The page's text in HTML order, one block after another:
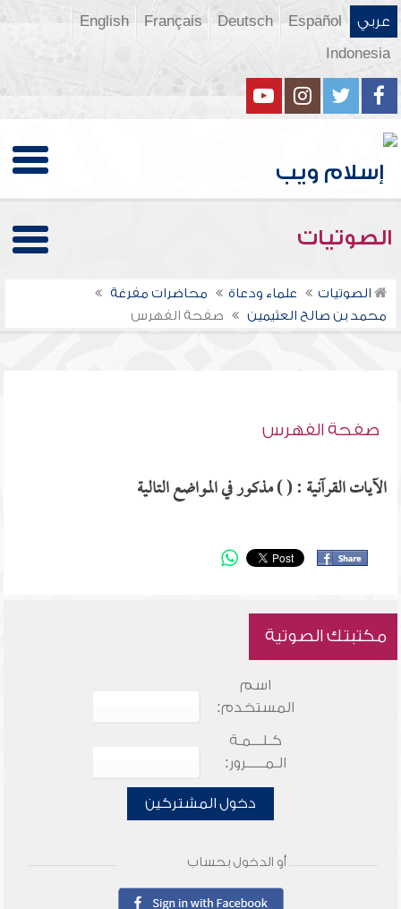
عربي Español
Deutsch
Français
English
Indonesia
الصوتيات
الصوتيات علماء ودعاة
محاضرات مفرغة
محمد بن صالح العثيمين
صفحة الفهرس
صفحة الفهرس
الآيات القرآنية : ( ) مذكور في المواضع التالية
مكتبتك الصوتية
اسم
المستخدم:
كـلـــمـة
الـمـــــرور:
دخول المشتركين
أو الدخول بحساب